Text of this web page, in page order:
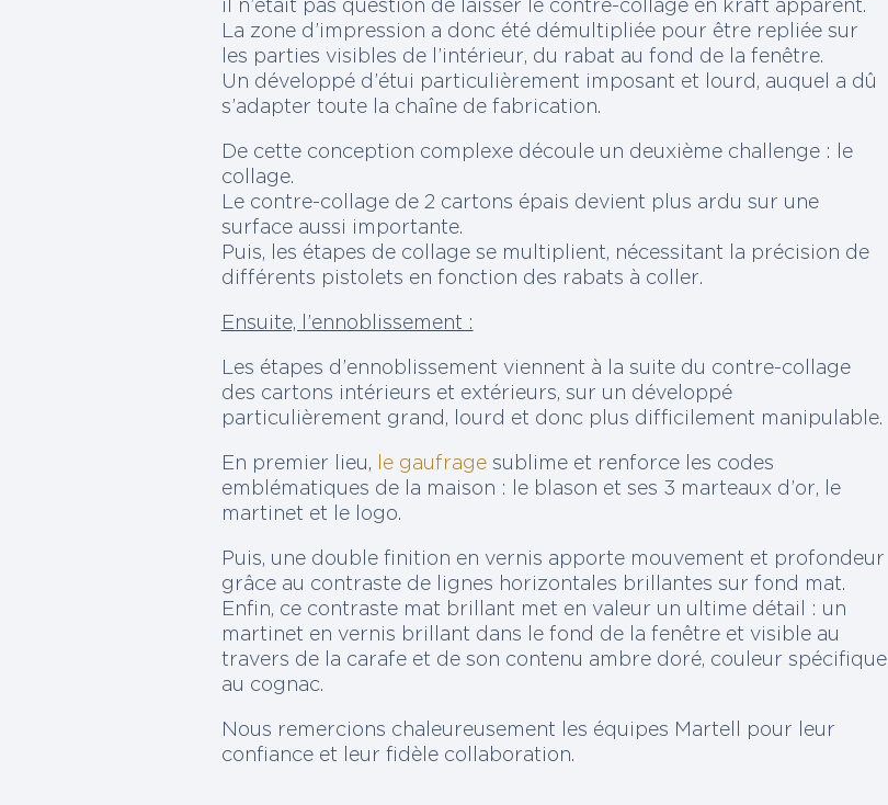
il n’était pas question de laisser le contre-collage en kraft apparent.
La zone d’impression a donc été démultipliée pour être repliée sur
les parties visibles de l’intérieur, du rabat au fond de la fenêtre.
Un développé d’étui particulièrement imposant et lourd, auquel a dû
s’adapter toute la chaîne de fabrication.
De cette conception complexe découle un deuxième challenge : le
collage.
Le contre-collage de 2 cartons épais devient plus ardu sur une
surface aussi importante.
Puis, les étapes de collage se multiplient, nécessitant la précision de
différents pistolets en fonction des rabats à coller.
Ensuite, l’ennoblissement :
Les étapes d’ennoblissement viennent à la suite du contre-collage
des cartons intérieurs et extérieurs, sur un développé
particulièrement grand, lourd et donc plus difficilement manipulable.
En premier lieu, le gaufragesublime et renforce les codes
emblématiques de la maison : le blason et ses 3 marteaux d’or, le
martinet et le logo.
Puis, une double finition en vernis apporte mouvement et profondeur
grâce au contraste de lignes horizontales brillantes sur fond mat.
Enfin, ce contraste mat brillant met en valeur un ultime détail : un
martinet en vernis brillant dans le fond de la fenêtre et visible au
travers de la carafe et de son contenu ambre doré, couleur spécifique
au cognac.
Nous remercions chaleureusement les équipes Martell pour leur
confiance et leur fidèle collaboration.